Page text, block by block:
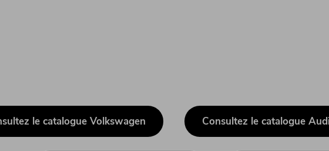
le catalogue Volkswagen Consultez le catalogue